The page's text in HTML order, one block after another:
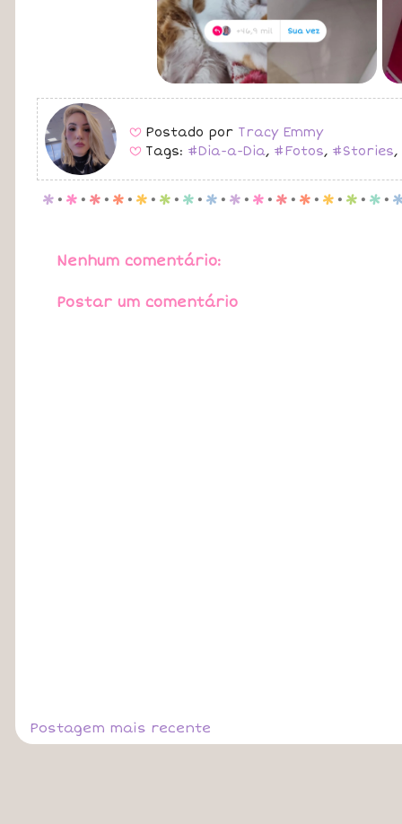
B Postado por Tracy Emmy
B Tags: #Dia-a-Dia, #Fotos, #Stories,
p . p . p . p . p . p . p . p . p . p . p . p . p . p . p .
Nenhum comentário:
Postar um comentário
Postagem mais recente